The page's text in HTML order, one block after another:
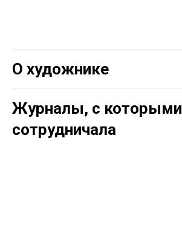
О художнике
Журналы, с которыми
сотрудничала